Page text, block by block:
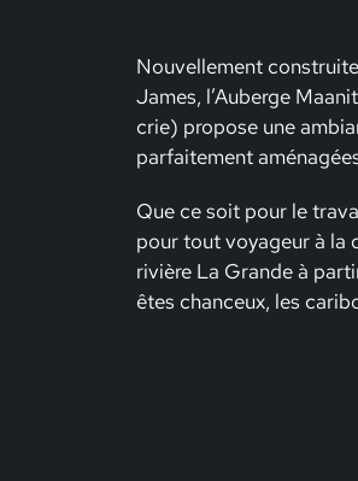
Nouvellement
James, l’Auberge
crie) propose une
parfaitement
Que ce soit pour le
pour tout voyageur à la
rivière La Grande à
êtes chanceux, les